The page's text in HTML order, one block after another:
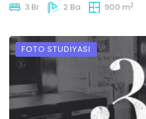
3 Br 2 Ba 900 m2
FOTO STUDIYASI